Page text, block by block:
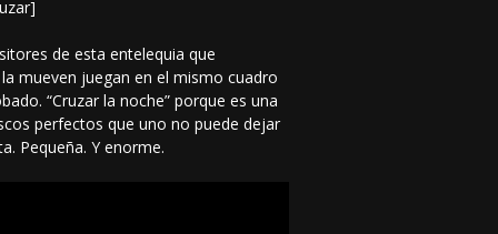
de esta entelequia que
mueven juegan en el mismo cuadro
“Cruzar la noche” porque es una
perfectos que uno no puede dejar
Pequeña. Y enorme.